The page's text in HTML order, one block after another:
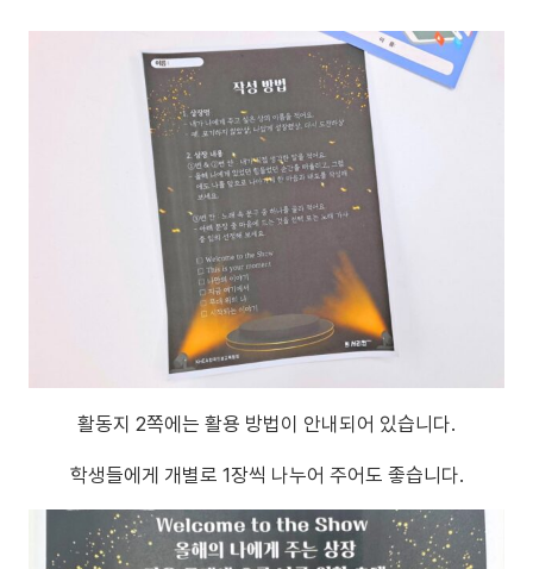
활동지 2쪽에는 활용 방법이 안내되어 있습니다.
학생들에게 개별로 1장씩 나누어 주어도 좋습니다.